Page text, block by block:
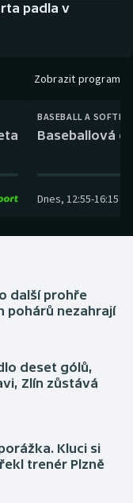
padla v
Zobrazit program
BASEBALL A
Baseballová
Dnes, 12:55-16:15
další prohře
pohárů nezahrají
deset gólů,
Zlín zůstává
Kluci si
trenér Plzně